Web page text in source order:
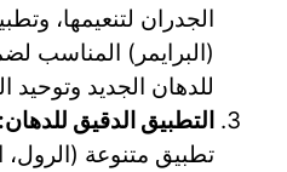
الجدران لتنعيمها،
(البرايمر) المناسب
للدهان الجديد وتوحيد
التطبيق الدقيق للدهان:
تطبيق متنوعة (الرول،